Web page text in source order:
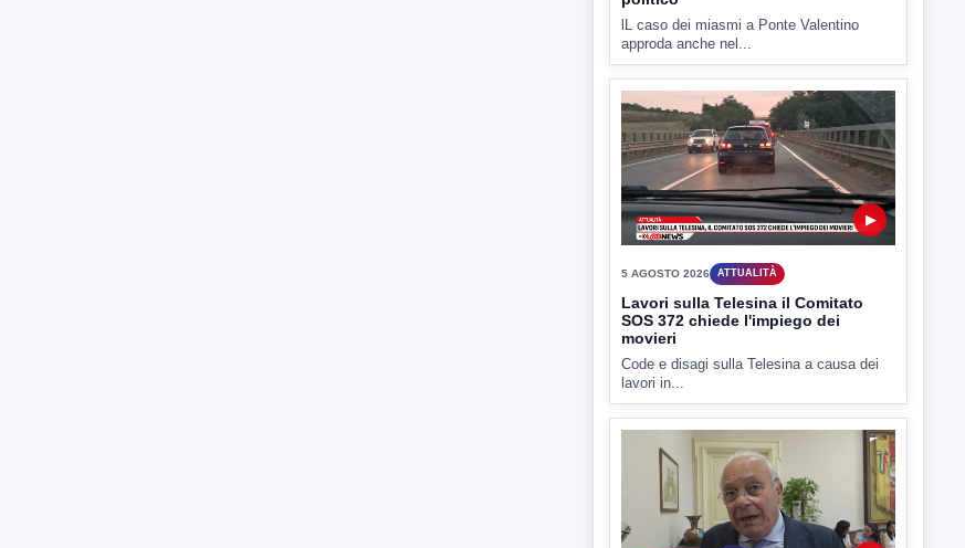
5 AGOSTO 2026 ATTUALITÀ
Lavori sulla Telesina il Comitato
SOS 372 chiede l'impiego dei
Code e disagi sulla Telesina a causa dei
lavori in...
▶
5 AGOSTO 2026 ATTUALITÀ